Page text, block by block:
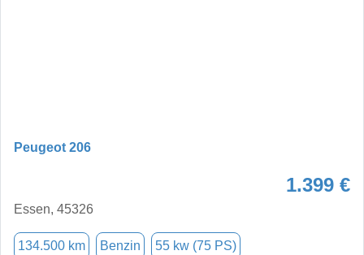
Peugeot 206
1.399 €
Essen, 45326
134.500 km Benzin 55 kw (75 PS)